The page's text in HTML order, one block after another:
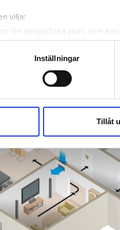
vilja:
din geografiska plats som
att aktivt skanna den för
uppgifter behandlas
när som helst från cookie-
trafik. Vi vidarebefordrar
och analysföretag som vi
Inställningar
Tillåt
och dåligt drag. God
Stockholms län är det